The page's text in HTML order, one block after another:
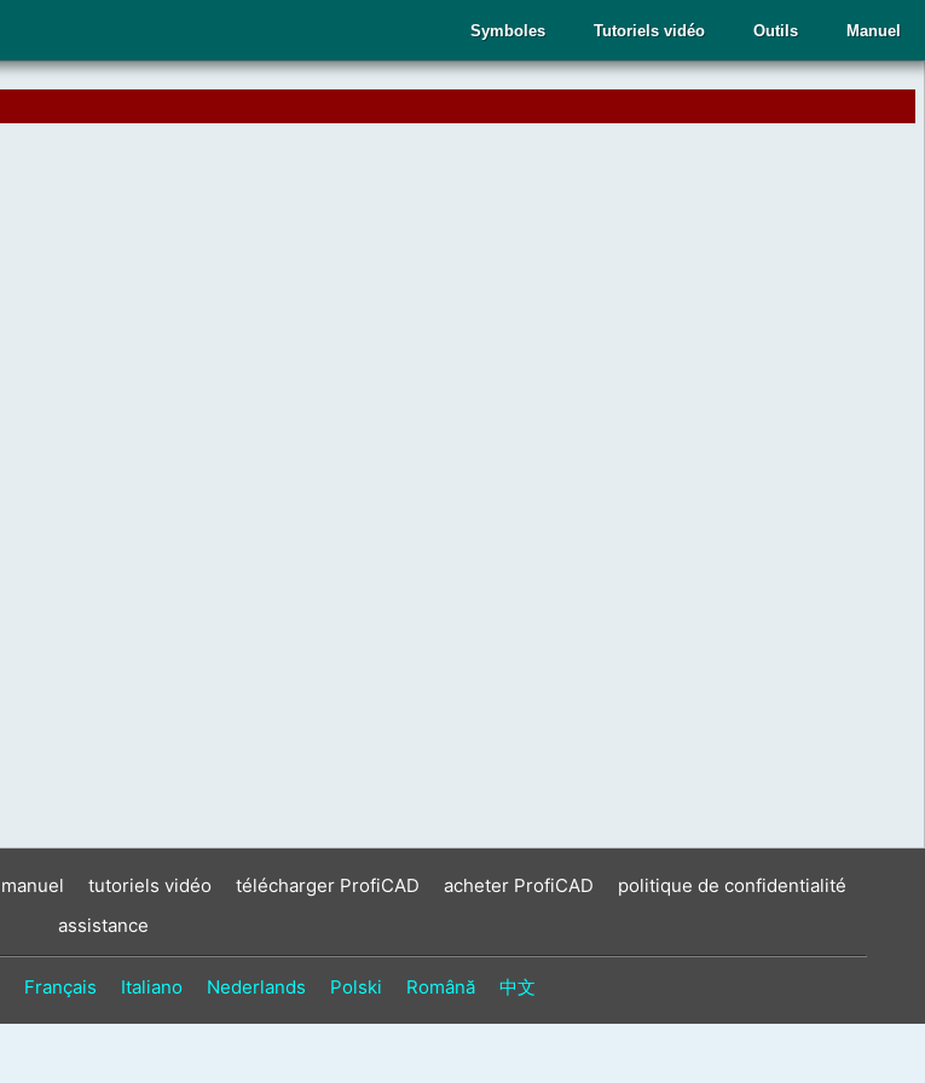
Manuel
Outils
Tutoriels vidéo
Symboles
manuel tutoriels vidéo télécharger ProfiCAD acheter ProfiCAD
politique de confidentialité
assistance
Français Italiano Nederlands Polski Română 中文